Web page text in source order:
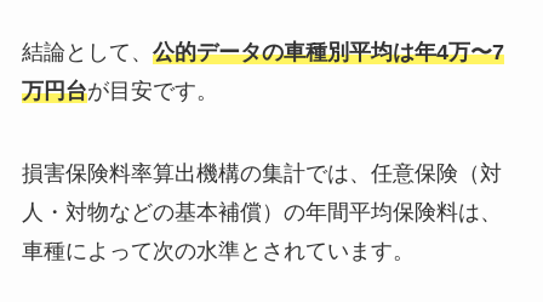
結論として、 公的データの車種別平均は年4万〜7
万円台が目安です。
損害保険料率算出機構の集計では、任意保険（対
人・対物などの基本補償）の年間平均保険料は、
車種によって次の水準とされています。